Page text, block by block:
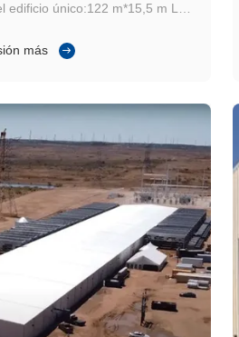
edificio único:122 m*15,5 m La
diseñada para la cría
más